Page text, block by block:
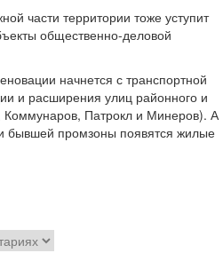
части территории тоже уступит
общественно-деловой
начнется с транспортной
и расширения улиц районного и
Коммунаров, Патрокл и Минеров). А
бывшей промзоны появятся жилые